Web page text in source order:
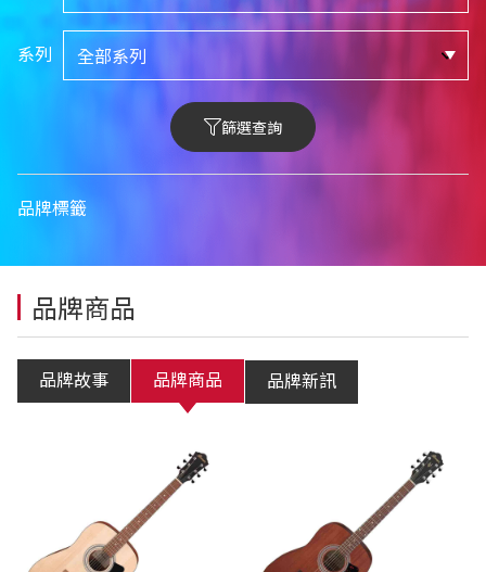
系列
篩選查詢
品牌標籤
品牌商品
品牌故事 品牌商品 品牌新訊